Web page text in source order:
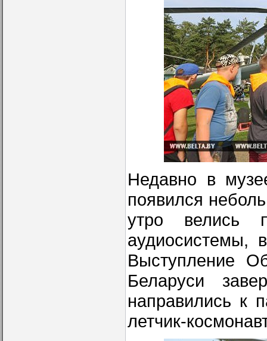
Недавно в
появился
утро велись
аудиосистемы,
Выступление
Беларуси
направились к
летчик-